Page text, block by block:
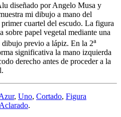
diseñado por Angelo Musa y
mi dibujo a mano del
cuartel del escudo. La figura
sobre papel vegetal mediante una
previo a lápiz. En la 2a
significativa la mano izquierda
derecho antes de proceder a la
, Uno, Cortado, Figura
Aclarado.